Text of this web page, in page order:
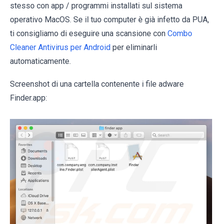
stesso con app / programmi installati sul sistema
operativo MacOS. Se il tuo computer è già infetto da PUA,
ti consigliamo di eseguire una scansione con Combo
Cleaner Antivirus per Android per eliminarli
automaticamente.
Screenshot di una cartella contenente i file adware
Finder.app: